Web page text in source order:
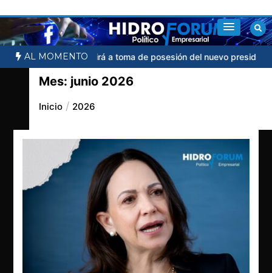
al
contenido
AL MOMENTO
no acudirá a toma de posesión del nuevo presidente de
Mes: junio 2026
Inicio 2026